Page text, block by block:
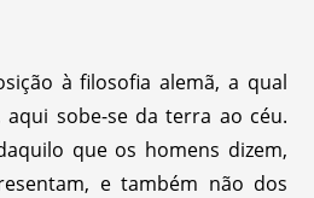
à filosofia alemã, a qual
sobe-se da terra ao céu.
que os homens dizem,
e também não dos